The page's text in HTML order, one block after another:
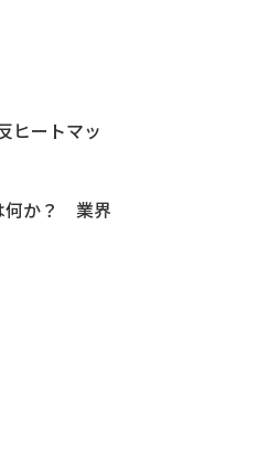
ヒートマッ
何か？ 業界